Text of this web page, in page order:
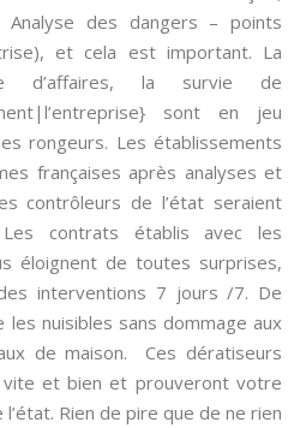
des dangers – points
et cela est important. La
d’affaires, la survie de
sont en jeu
rongeurs. Les établissements
françaises après analyses et
contrôleurs de l’état seraient
contrats établis avec les
éloignent de toutes surprises,
interventions 7 jours /7. De
nuisibles sans dommage aux
de maison. Ces dératiseurs
et bien et prouveront votre
Rien de pire que de ne rien